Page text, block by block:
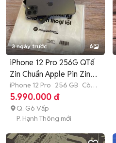
3 ngày trước 6
iPhone 12 Pro 256G QTế
Zin Chuẩn Apple Pin Zin
90%
iPhone 12 Pro 256 GB Còn
bảo hành
5.990.000 đ
Q. Gò Vấp
P. Hạnh Thông mới